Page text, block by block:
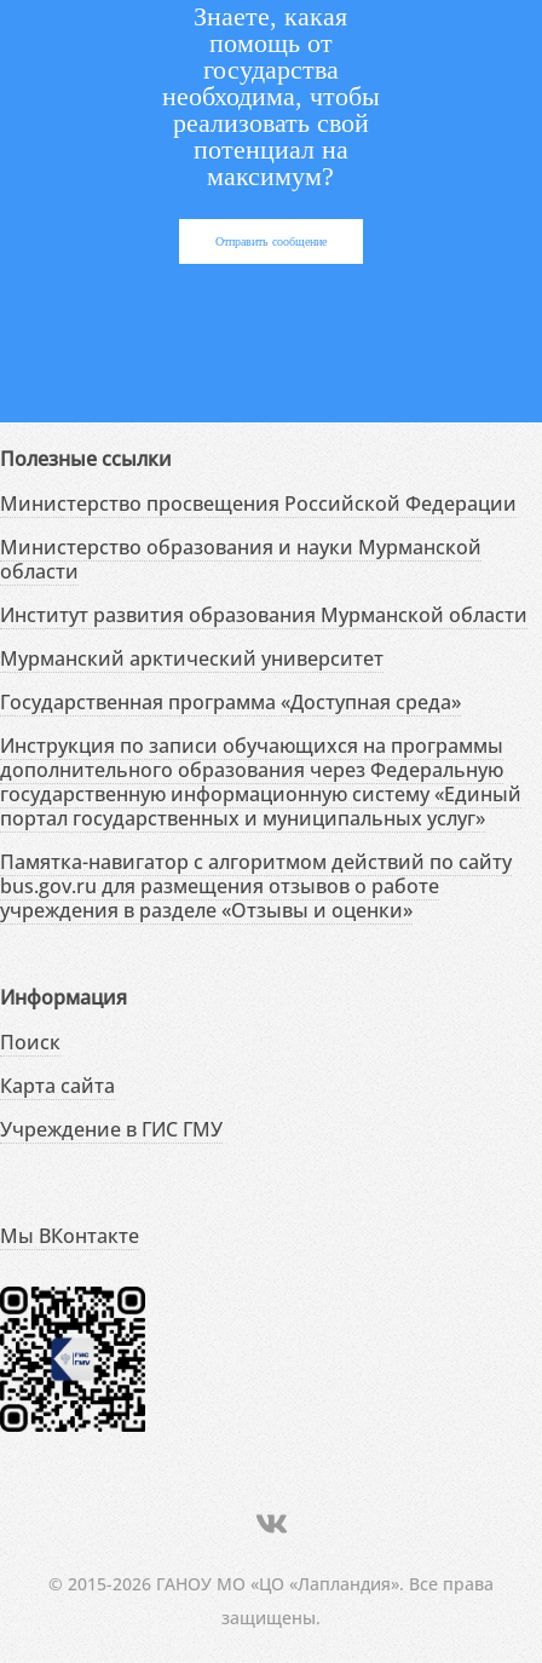
Знаете, какая
помощь от
государства
необходима, чтобы
реализовать свой
потенциал на
максимум?
Отправить сообщение
Полезные ссылки
Министерство просвещения Российской Федерации
Министерство образования и науки Мурманской
области
Институт развития образования Мурманской области
Мурманский арктический университет
Государственная программа «Доступная среда»
Инструкция по записи обучающихся на программы
дополнительного образования через Федеральную
государственную информационную систему «Единый
портал государственных и муниципальных услуг»
Памятка-навигатор с алгоритмом действий по сайту
bus.gov.ru для размещения отзывов о работе
учреждения в разделе «Отзывы и оценки»
Информация
Поиск
Карта сайта
Учреждение в ГИС ГМУ
Мы ВКонтакте
© 2015-2026 ГАНОУ МО «ЦО «Лапландия». Все права
защищены.